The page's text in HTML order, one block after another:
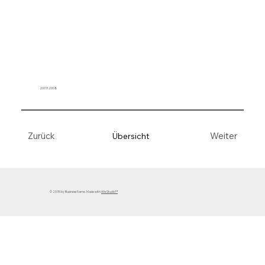
2007/2008
Weiter
Zurück Übersicht
© 2035 by Business Name. Made withWix Studio™